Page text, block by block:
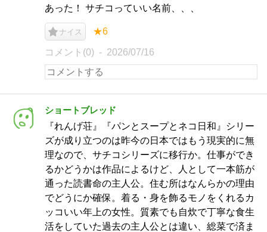
あった！ サチコっていい名前、、、
ナイス ★6
コメント(0) 2026/07/16
ショートブレッド
『れんげ荘』『パンとスープとネコ日和』シリー
ズが成り立つのは昨今の日本ではもう現実的に無
理なので、サチコシリーズに移行か。仕事ができ
るかどうかは作品によるけど、人として一本筋が
通った読書命の主人公。住む所はなんらかの理由
でどうにか確保。着る・身を飾るモノをくれるカ
ッコいい年上の女性。質素でも自炊で丁寧な食生
活をしていた過去の主人公とは違い、総菜で済ま